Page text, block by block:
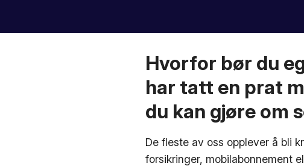
Hvorfor bør du
har tatt en prat
du kan gjøre om
De fleste av oss opplever å bli
forsikringer, mobilabonnement